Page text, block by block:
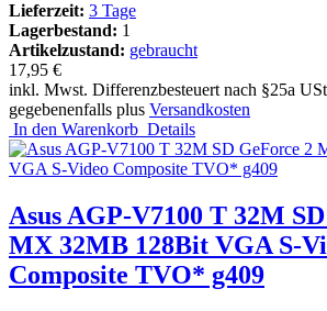
Lieferzeit: 3 Tage
Lagerbestand: 1
Artikelzustand: gebraucht
17,95 €
inkl. Mwst. Differenzbesteuert nach §25a
gegebenenfalls plus Versandkosten
In den Warenkorb Details
Asus AGP-V7100 T 32M
MX 32MB 128Bit VGA S-
Composite TVO* g409